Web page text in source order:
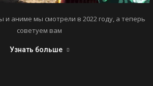
и аниме мы смотрели в 2022 году, а теперь
советуем вам
Узнать больше